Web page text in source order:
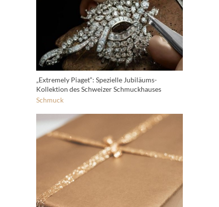
„Extremely Piaget“: Spezielle Jubiläums-
Kollektion des Schweizer Schmuckhauses
Schmuck